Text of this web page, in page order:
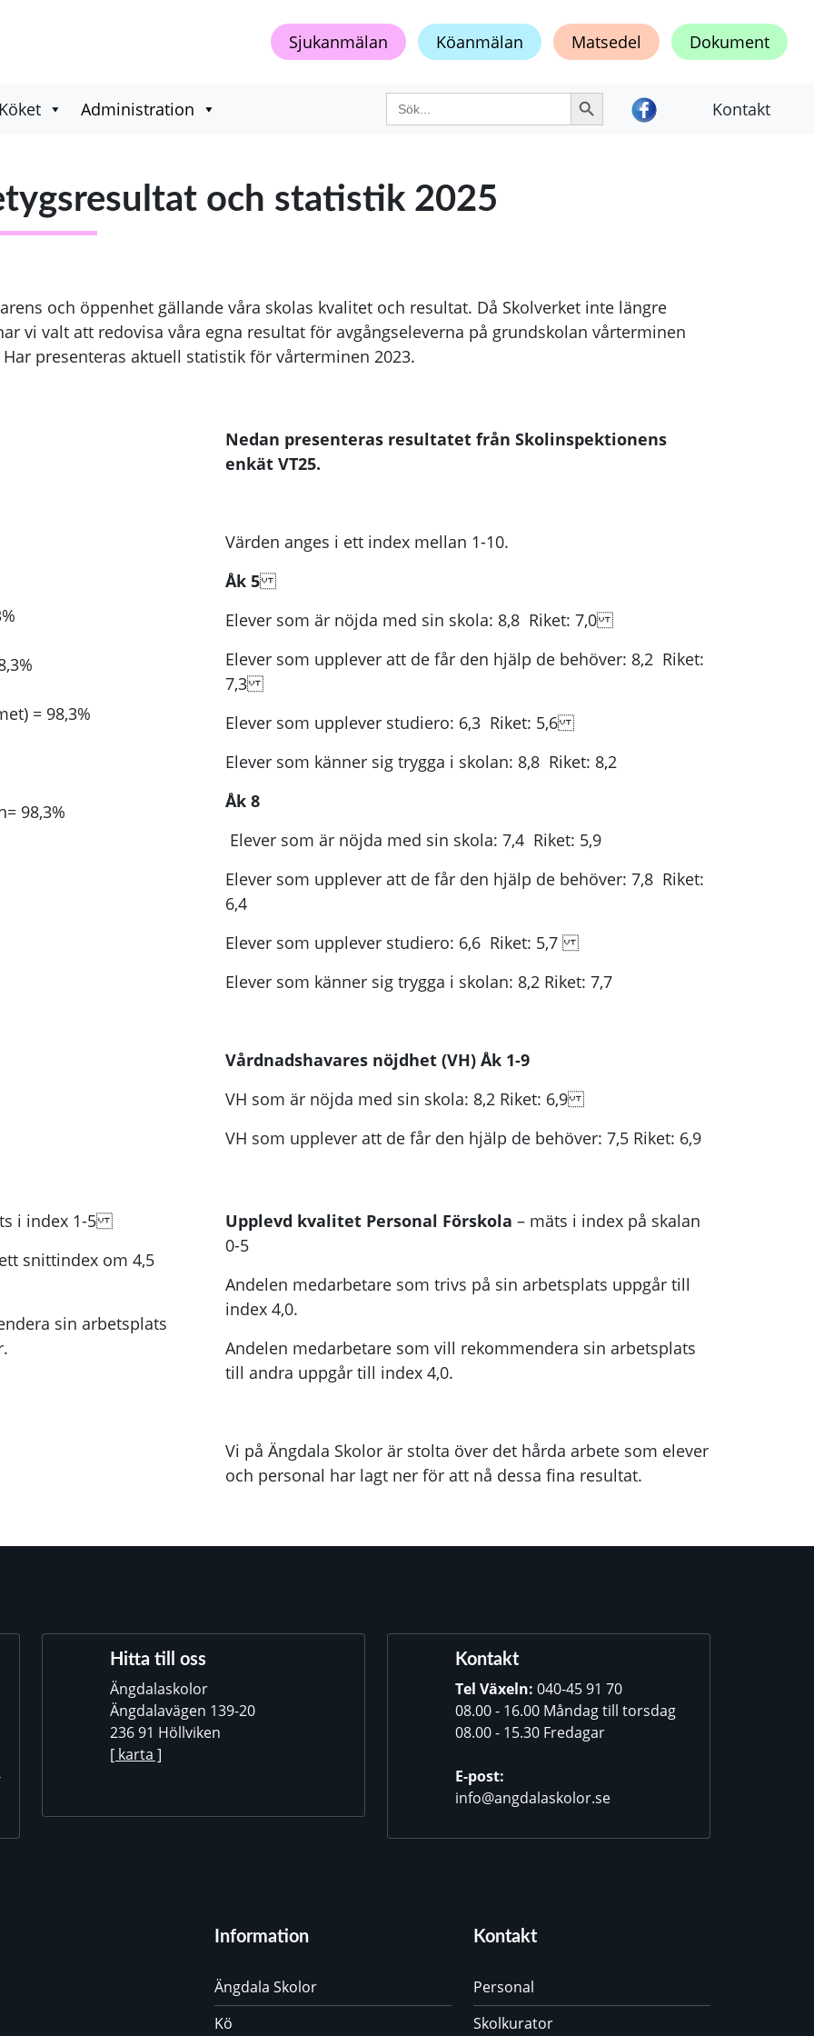
Sjukanmälan Köanmälan Matsedel Dokument
Köket Administration Sök
efter:
Sökknapp
Kontakt
och statistik 2025
och öppenhet gällande våra skolas kvalitet och resultat. Då Skolverket inte längre
vi valt att redovisa våra egna resultat för avgångseleverna på grundskolan vårterminen
presenteras aktuell statistik för vårterminen 2023.
= 98,3%
98,3%
Nedan presenteras resultatet från Skolinspektionens
enkät VT25.
Värden anges i ett index mellan 1-10.
Åk 5
Elever som är nöjda med sin skola: 8,8 Riket: 7,0
Elever som upplever att de får den hjälp de behöver: 8,2 Riket:
7,3
Elever som upplever studiero: 6,3 Riket: 5,6
Elever som känner sig trygga i skolan: 8,8 Riket: 8,2
Åk 8
Elever som är nöjda med sin skola: 7,4 Riket: 5,9
Elever som upplever att de får den hjälp de behöver: 7,8 Riket:
6,4
Elever som upplever studiero: 6,6 Riket: 5,7
Elever som känner sig trygga i skolan: 8,2 Riket: 7,7
Vårdnadshavares nöjdhet (VH) Åk 1-9
VH som är nöjda med sin skola: 8,2 Riket: 6,9
VH som upplever att de får den hjälp de behöver: 7,5 Riket: 6,9
i index 1-5
snittindex om 4,5
sin arbetsplats
Upplevd kvalitet Personal Förskola – mäts i index på skalan
0-5
Andelen medarbetare som trivs på sin arbetsplats uppgår till
index 4,0.
Andelen medarbetare som vill rekommendera sin arbetsplats
till andra uppgår till index 4,0.
Vi på Ängdala Skolor är stolta över det hårda arbete som elever
och personal har lagt ner för att nå dessa fina resultat.
Hitta till oss
Ängdalaskolor
Ängdalavägen 139-20
236 91 Höllviken
[ karta ]
Kontakt
Tel Växeln: 040-45 91 70
08.00 - 16.00 Måndag till torsdag
08.00 - 15.30 Fredagar
E-post:
info@angdalaskolor.se
Information
Ängdala Skolor
Kö
Kontakt
Personal
Skolkurator